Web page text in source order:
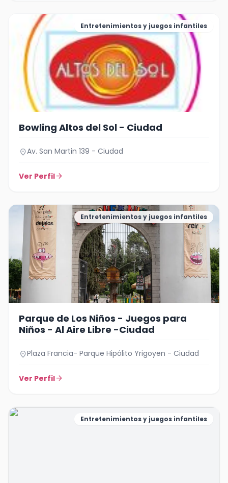
Entretenimientos y juegos infantiles
Bowling Altos del Sol - Ciudad
location_onAv. San Martin 139 - Ciudad
Ver Perfilarrow_forward
Entretenimientos y juegos infantiles
Parque de Los Niños - Juegos para
Niños - Al Aire Libre -Ciudad
location_onPlaza Francia- Parque Hipólito Yrigoyen - Ciudad
Ver Perfilarrow_forward
Entretenimientos y juegos infantiles